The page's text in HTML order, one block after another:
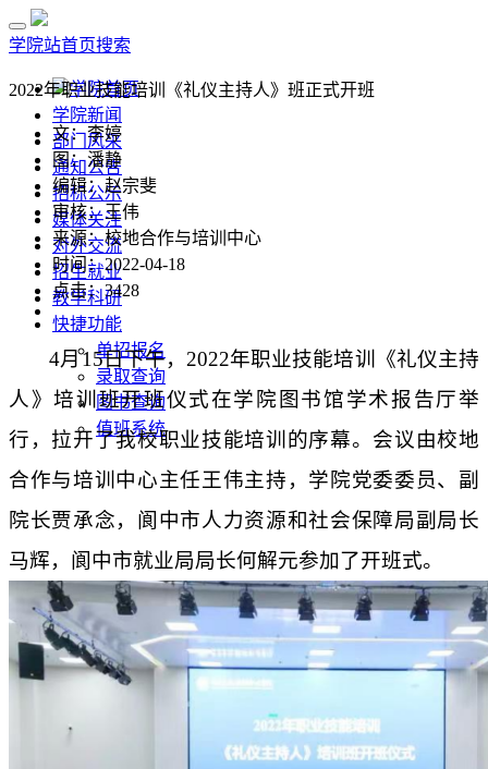
学院站首页搜索
学院首页
学院新闻
部门风采
通知公告
招标公示
媒体关注
对外交流
招生就业
教学科研
快捷功能
单招报名
录取查询
图书查询
值班系统
2022年职业技能培训《礼仪主持人》班正式开班
文：李婷
图：潘静
编辑：赵宗斐
审核：王伟
来源：校地合作与培训中心
时间：2022-04-18
点击：3428
4月15日下午， 2022年职业技能培训《礼仪主持
人》培训班开班仪式在学院图书馆学术报告厅举
行，拉开了我校职业技能培训的序幕。会议由校地
合作与培训中心主任王伟主持，学院党委委员、副
院长贾承念，阆中市人力资源和社会保障局副局长
马辉，阆中市就业局局长何解元参加了开班式。